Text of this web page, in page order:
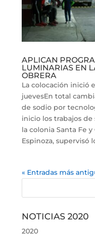
APLICAN
LUMINARIAS EN
OBRERA
La colocación inició
juevesEn total
de sodio por
inicio los trabajos
la colonia Santa Fe
Espinoza, supervisó
« Entradas más
NOTICIAS 2020
2020